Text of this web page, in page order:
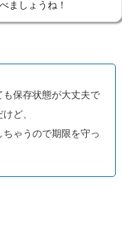
ましょうね！
保存状態が大丈夫で
ど、
ゃうので期限を守っ